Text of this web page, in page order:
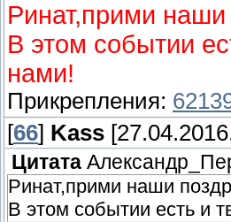
Ринат,прими
В этом событии
нами!
Прикрепления:
[66] Kass
Цитата
Ринат,прими наши
В этом событии есть и